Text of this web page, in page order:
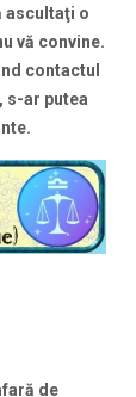
ascultaţi o
vă convine.
contactul
s-ar putea
de